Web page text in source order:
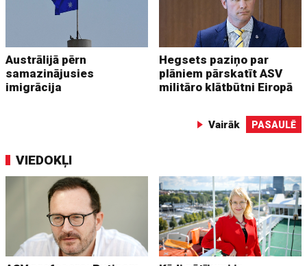
Austrālijā pērn
samazinājusies
imigrācija
Hegsets paziņo par
plāniem pārskatīt ASV
militāro klātbūtni Eiropā
Vairāk PASAULĒ
VIEDOKĻI